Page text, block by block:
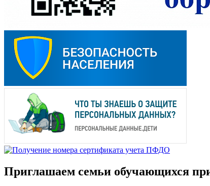
Приглашаем семьи обучающихся